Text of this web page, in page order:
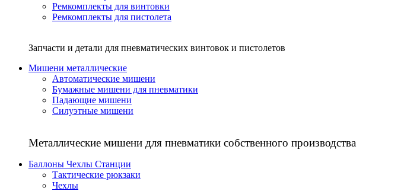
Ремкомплекты для винтовки
Ремкомплекты для пистолета
Запчасти и детали для пневматических винтовок и пистолетов
Мишени металлические
Автоматические мишени
Бумажные мишени для пневматики
Падающие мишени
Силуэтные мишени
Металлические мишени для пневматики собственного производства
Баллоны Чехлы Станции
Тактические рюкзаки
Чехлы